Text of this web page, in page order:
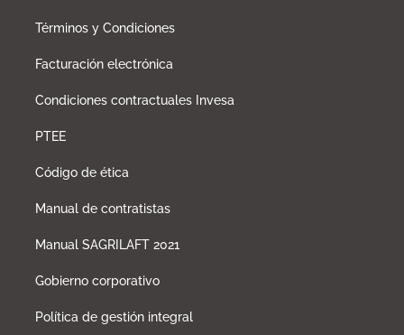
Términos y Condiciones
Facturación electrónica
Condiciones contractuales Invesa
PTEE
Código de ética
Manual de contratistas
Manual SAGRILAFT 2021
Gobierno corporativo
Política de gestión integral